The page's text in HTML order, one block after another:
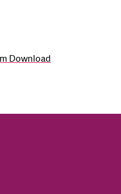
Download